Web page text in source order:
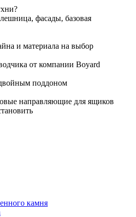
фасады, базовая
и материала на выбор
от компании Boyard
поддоном
направляющие для ящиков
камня